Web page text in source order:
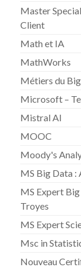
Master
Client
Math et IA
MathWorks
Métiers du
Microsoft –
Mistral AI
MOOC
Moody's
MS Big Data :
MS Expert
Troyes
MS Expert
Msc in
Nouveau